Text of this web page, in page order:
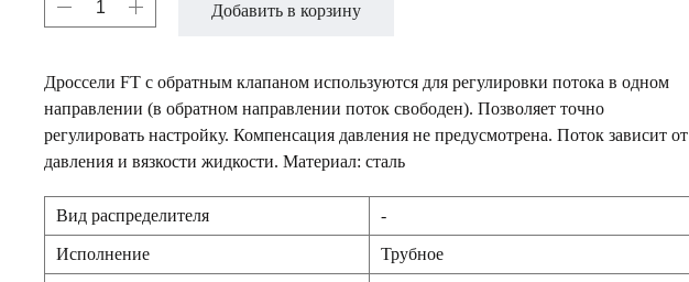
Добавить в корзину
Дроссели FT с обратным клапаном используются для регулировки потока в одном
направлении (в обратном направлении поток свободен). Позволяет точно
регулировать настройку. Компенсация давления не предусмотрена. Поток зависит от
давления и вязкости жидкости. Материал: сталь
Вид распределителя -
Исполнение Трубное